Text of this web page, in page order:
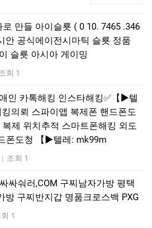
만들 아이슬룟 ( 0 10. 7465 .346
안 공식에이전시마틱 슬룟 정품
슬룟 아시아 게이밍
회 1
인 카톡해킹 인스타해킹✅【▶텔
의뢰 스파이앱 복제폰 핸드폰도
제 위치추적 스마트폰해킹 외도
폰도청 【▶텔레: mk99m
| 조회 1
싸숴러,COM 구찌남자가방 평택
방 구찌반지갑 명품크로스백 PXG
1